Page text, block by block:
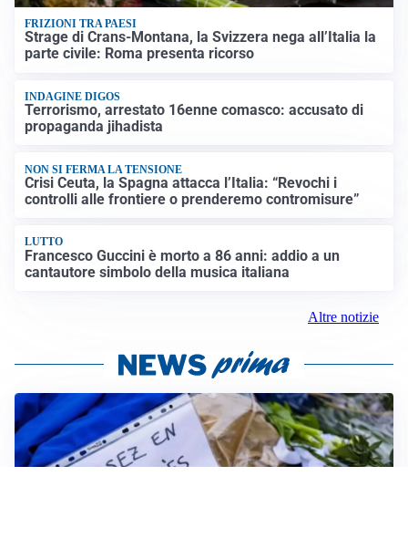
FRIZIONI TRA PAESI
Strage di Crans-Montana, la Svizzera nega all’Italia la
parte civile: Roma presenta ricorso
INDAGINE DIGOS
Terrorismo, arrestato 16enne comasco: accusato di
propaganda jihadista
NON SI FERMA LA TENSIONE
Crisi Ceuta, la Spagna attacca l’Italia: “Revochi i
controlli alle frontiere o prenderemo contromisure”
LUTTO
Francesco Guccini è morto a 86 anni: addio a un
cantautore simbolo della musica italiana
Altre notizie